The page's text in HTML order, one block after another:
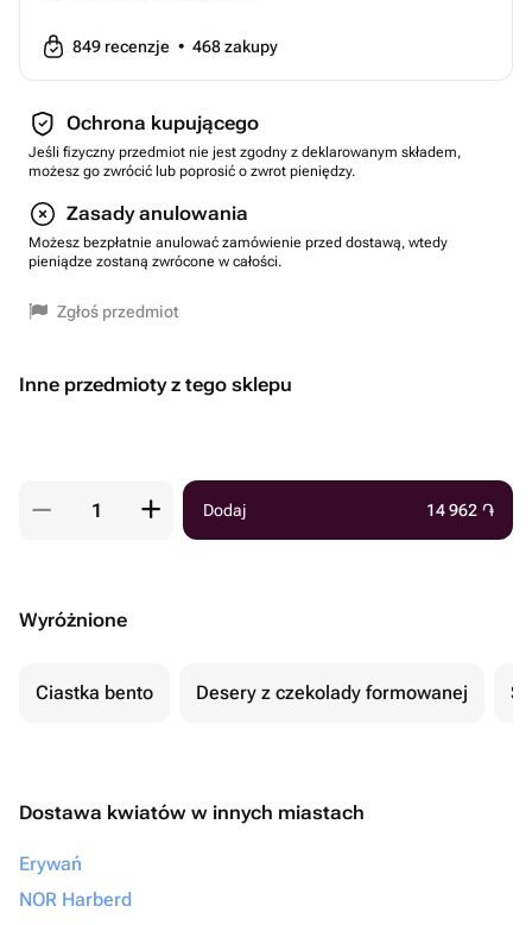
849 recenzje • 468zakupy
Ochrona kupującego
Jeśli fizyczny przedmiot nie jest zgodny z deklarowanym składem,
możesz go zwrócić lub poprosić o zwrot pieniędzy.
Zasady anulowania
Możesz bezpłatnie anulować zamówienie przed dostawą, wtedy
pieniądze zostaną zwrócone w całości.
Zgłoś przedmiot
Inne przedmioty z tego sklepu
Dodaj 14 962 ֏
Wyróżnione
Ciastka bento Desery z czekolady formowanej
Dostawa kwiatów w innych miastach
Erywań
NOR Harberd